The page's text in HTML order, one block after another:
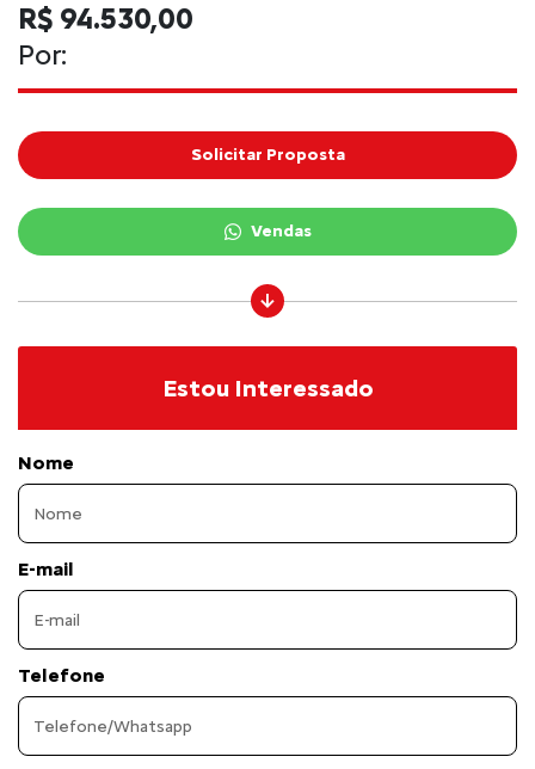
R$ 94.530,00
Por:
Solicitar Proposta
Vendas
Estou Interessado
Nome
E-mail
Telefone